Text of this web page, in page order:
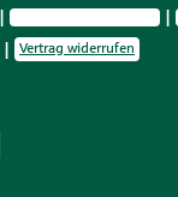
Vermittlerinformationen
Vertrag widerrufen